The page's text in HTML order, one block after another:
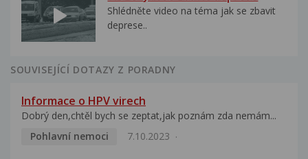
Shlédněte video na téma jak se zbavit
deprese..
SOUVISEJÍCÍ DOTAZY Z PORADNY
Informace o HPV virech
Dobrý den,chtěl bych se zeptat,jak poznám zda nemám...
Pohlavní nemoci
7.10.2023